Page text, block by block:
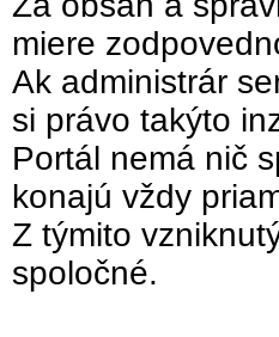
miere
Ak administrár
si právo takýto
Portál nemá nič
konajú vždy
Z týmito
spoločné.